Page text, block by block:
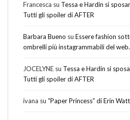
Francesca su Tessa e Hardin si
Tutti gli spoiler di AFTER
Barbara Bueno su Essere fashion
ombrelli più instagrammabili del web.
JOCELYNE su Tessa e Hardin si
Tutti gli spoiler di AFTER
ivana su “Paper Princess” di Erin